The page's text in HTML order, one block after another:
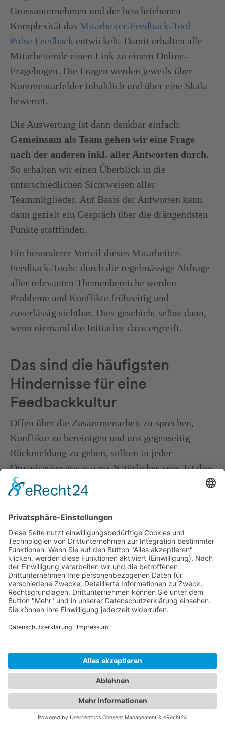
Grossunternehmen und der beschriebenen
Komplexität das Mitarbeiter-Feedback-Tool
Pulse Feedback entwickelt. Damit erhalten alle
Mitarbeitende einen Link zu einem Online-
Fragebogen. Die Fragen werden jeweils über
Kommentarfelder inhaltlich und über eine Skala
bewertet.
Die Auswertung ist dann denkbar einfach:
Gemeinsam als Team gehen wir eine Frage
nach der anderen inkl. aller Antworten durch.
So erhalten wir einen Überblick in die
unterschiedlichen Sichtweisen aller
Teammitglieder. Auf Basis der Antworten kann
dann gezielt ein Gespräch über die drängendsten
Punkte stattfinden.
Ein besonderer Vorteil dieses Mitarbeiter-
Feedback-Tools: durch die regelmässige Abfrage
aller relevanten Themenbereiche werden
Probleme und Konflikte frühzeitig und
zuverlässig sichtbar. Dies geschieht selbst dann,
wenn niemand die Initiative dazu ergreift.
Das sind die häufigsten
Hindernisse für eine
Feedbackkultur
Offen über die Zusammenarbeit zu sprechen,
Konflikte zu bereinigen und uns gegenseitig
Rückmeldung zu geben, sollten in jeder
Organisation etwas ganz Natürliches sein. Ist dies
nicht der Fall, empfiehlt es sich, nach den
Ursachen dafür zu suchen. Und nicht selten sind
Führende daran nicht ganz unschuldig.
Dies sind die vier häufigsten Hindernisse für
Vorgesetzte, die eine gesunde Feedbackkultur
verhindern.14
Hindernis 1: Ein fehlendes
gemeinsames Ziel
es einem Team an einer gemeinsamen
Marschrichtung.Ein gemeinsames Ziel sorgt
dafür, dass wir gemeinsam vorangehen und
dabei zusammenwachsen.Ohne Ziel
beschäftigen wir uns schnell mit uns selbst, mit